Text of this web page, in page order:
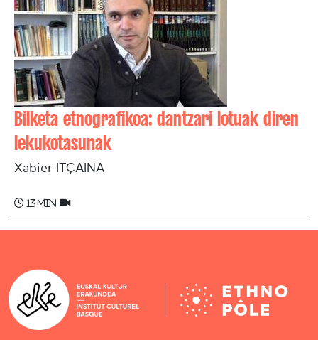
Bilketa etnografikoa: dantzari lotuak diren
lekukotasunak
Xabier ITÇAINA
13 min